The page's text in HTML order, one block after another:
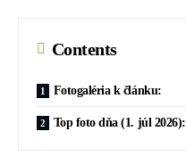
Contents
Fotogaléria k článku:
Top foto dňa (1. júl 2026):